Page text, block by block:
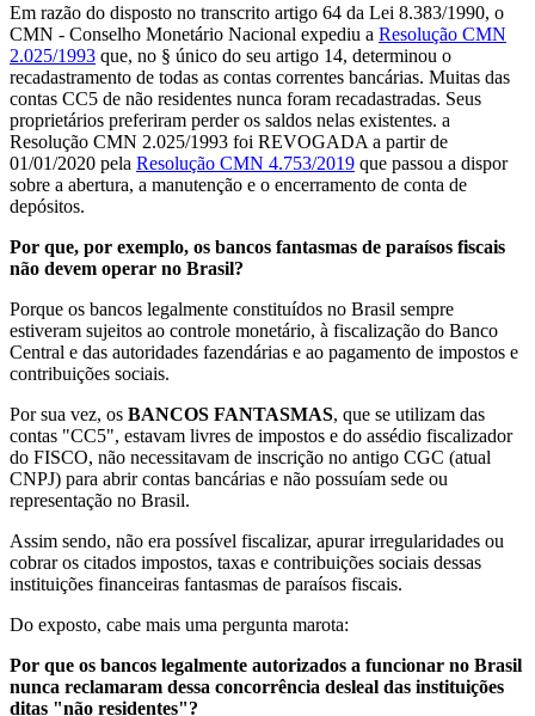
Em razão do disposto no transcrito artigo 64 da Lei 8.383/1990, o
CMN - Conselho Monetário Nacional expediu a Resolução CMN
2.025/1993 que, no § único do seu artigo 14, determinou o
recadastramento de todas as contas correntes bancárias. Muitas das
contas CC5 de não residentes nunca foram recadastradas. Seus
proprietários preferiram perder os saldos nelas existentes. a
Resolução CMN 2.025/1993 foi REVOGADA a partir de
01/01/2020 pela Resolução CMN 4.753/2019 que passou a dispor
sobre a abertura, a manutenção e o encerramento de conta de
depósitos.
Por que, por exemplo, os bancos fantasmas de paraísos fiscais
não devem operar no Brasil?
Porque os bancos legalmente constituídos no Brasil sempre
estiveram sujeitos ao controle monetário, à fiscalização do Banco
Central e das autoridades fazendárias e ao pagamento de impostos e
contribuições sociais.
Por sua vez, os BANCOS FANTASMAS, que se utilizam das
contas "CC5", estavam livres de impostos e do assédio fiscalizador
do FISCO, não necessitavam de inscrição no antigo CGC (atual
CNPJ) para abrir contas bancárias e não possuíam sede ou
representação no Brasil.
Assim sendo, não era possível fiscalizar, apurar irregularidades ou
cobrar os citados impostos, taxas e contribuições sociais dessas
instituições financeiras fantasmas de paraísos fiscais.
Do exposto, cabe mais uma pergunta marota:
Por que os bancos legalmente autorizados a funcionar no Brasil
nunca reclamaram dessa concorrência desleal das instituições
ditas "não residentes"?